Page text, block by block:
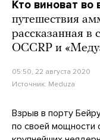
Кто виноват во
путешествия
рассказанная в
OCCRP и
05:50, 22 августа 2020
Источник: Meduza
Взрыв в порту
по своей мощности